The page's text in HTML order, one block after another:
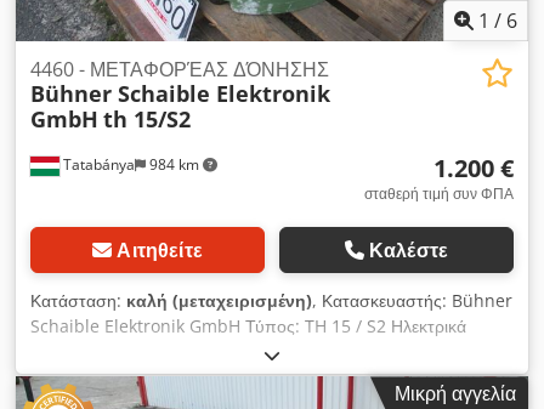
1 / 6
Tatabánya 984 km
4460 - ΜΕΤΑΦΟΡΈΑΣ ΔΌΝΗΣΗΣ
Bühner Schaible Elektronik
GmbH th 15/S2
1.200 €
σταθερή τιμή συν ΦΠΑ
Αιτηθείτε Καλέστε
Κατάσταση: καλή (μεταχειρισμένη), Κατασκευαστής: Bühner
Schaible Elektronik GmbH Τύπος: TH 15 / S2 Ηλεκτρικά
δεδομένα: 230 V / 50-60 Hz / 6A Διάμετρος: 900 mm Dkodpfx
Ash Dimnsafsr
Μικρή αγγελία